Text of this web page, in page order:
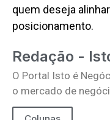
quem deseja
posicionamento.
Redação -
O Portal Isto é
o mercado de